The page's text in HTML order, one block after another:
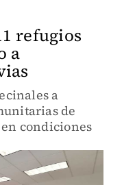
refugios
a
a
de
condiciones